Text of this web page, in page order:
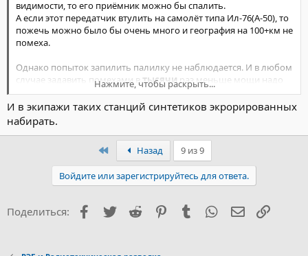
видимости, то его приёмник можно бы спалить.
А если этот передатчик втулить на самолёт типа Ил-76(А-50), то
пожечь можно было бы очень много и география на 100+км не
помеха.
Однако попыток запилить палилку не наблюдается. И в любом
случае задавить помехами втысячираз меньше мощи надо
чем для убивания приёмника.
Для того что бы из РЭБа сделать уничтожитель нужно
мощность увеличить пусть в ~100 раз. Мощность РЭБ типа
Красуха это 30кВт. Увеличиваем до 3МВт.
Радиотелескоп РТ-70 надо ещё в десять раз увеличить и будет
вам счастье
Нажмите, чтобы раскрыть...
И в экипажи таких станций синтетиков экрорированных
набирать.
ПервыйНазад 9 из 9
Войдите или зарегистрируйтесь для ответа.
Поделиться: Facebook
Twitter Reddit PinterestTumblr WhatsApp